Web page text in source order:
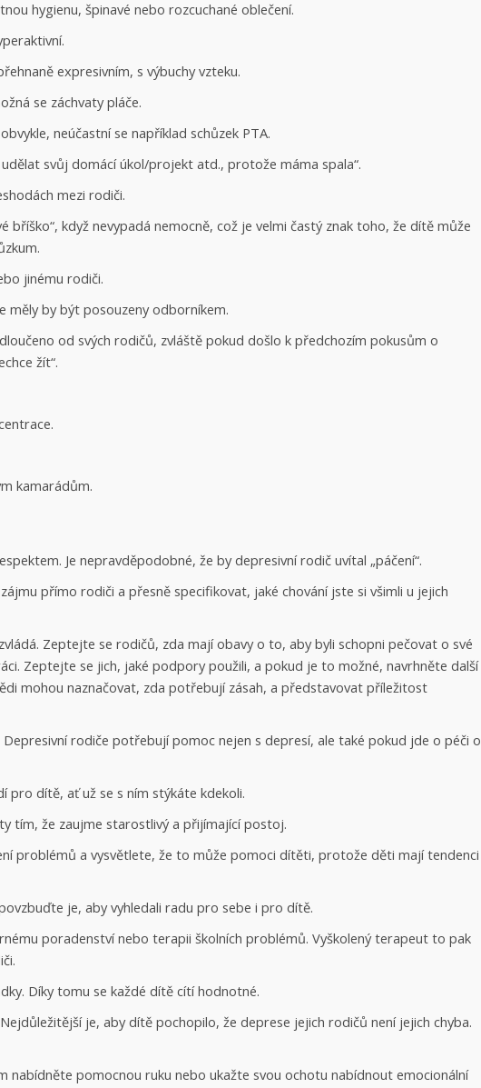
hygienu, špinavé nebo rozcuchané oblečení.
expresivním, s výbuchy vzteku.
se záchvaty pláče.
neúčastní se například schůzek PTA.
svůj domácí úkol/projekt atd., protože máma spala“.
mezi rodiči.
bříško“, když nevypadá nemocně, což je velmi častý znak toho, že dítě může
jinému rodiči.
měly by být posouzeny odborníkem.
od svých rodičů, zvláště pokud došlo k předchozím pokusům o
žít“.
kamarádům.
Je nepravděpodobné, že by depresivní rodič uvítal „páčení“.
přímo rodiči a přesně specifikovat, jaké chování jste si všimli u jejich
Zeptejte se rodičů, zda mají obavy o to, aby byli schopni pečovat o své
Zeptejte se jich, jaké podpory použili, a pokud je to možné, navrhněte další
mohou naznačovat, zda potřebují zásah, a představovat příležitost
rodiče potřebují pomoc nejen s depresí, ale také pokud jde o péči o
pro dítě, ať už se s ním stýkáte kdekoli.
tím, že zaujme starostlivý a přijímající postoj.
problémů a vysvětlete, že to může pomoci dítěti, protože děti mají tendenci
je, aby vyhledali radu pro sebe i pro dítě.
poradenství nebo terapii školních problémů. Vyškolený terapeut to pak
Díky tomu se každé dítě cítí hodnotné.
je, aby dítě pochopilo, že deprese jejich rodičů není jejich chyba.
nabídněte pomocnou ruku nebo ukažte svou ochotu nabídnout emocionální